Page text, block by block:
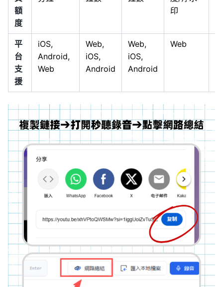
額
度
印
平
台
支
援
iOS,
Android,
Web
Web,
iOS,
Android
Web,
iOS,
Android
Web